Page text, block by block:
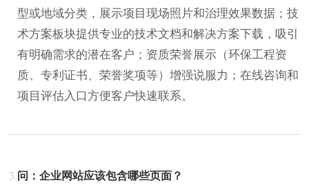
型或地域分类，展示项目现场照片和治理效果数据；技
术方案板块提供专业的技术文档和解决方案下载，吸引
有明确需求的潜在客户；资质荣誉展示（环保工程资
质、专利证书、荣誉奖项等）增强说服力；在线咨询和
项目评估入口方便客户快速联系。
3.问：企业网站应该包含哪些页面？